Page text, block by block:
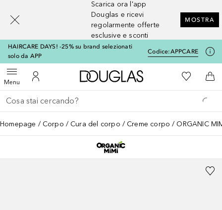
Scarica ora l'app
Douglas e ricevi
regolarmente offerte
esclusive e sconti
MOSTRA
HAIRCARE DAYS! -25% su brand selezionati
solo da APP
Codice:APPCARE
MenuApri menuAl Mio Account
A Douglas HomeAlla Mia
Al
Torna indietro
Esegui ricerca
Homepage Corpo Cura del corpo Creme corpo ORGANIC
[navigation.slideout.screenreader]